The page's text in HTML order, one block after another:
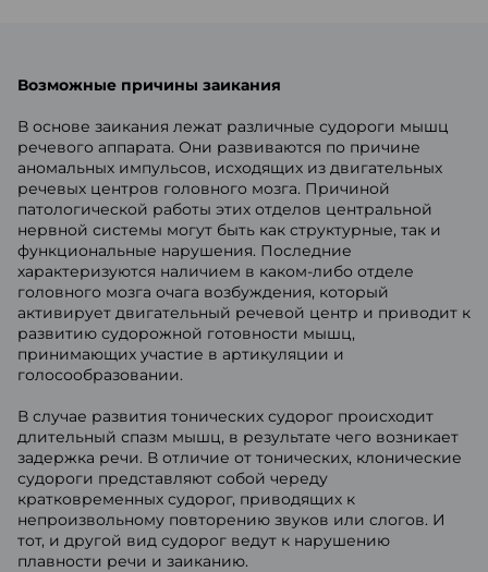
Возможные причины заикания
В основе заикания лежат различные судороги мышц
речевого аппарата. Они развиваются по причине
аномальных импульсов, исходящих из двигательных
речевых центров головного мозга. Причиной
патологической работы этих отделов центральной
нервной системы могут быть как структурные, так и
функциональные нарушения. Последние
характеризуются наличием в каком-либо отделе
головного мозга очага возбуждения, который
активирует двигательный речевой центр и приводит к
развитию судорожной готовности мышц,
принимающих участие в артикуляции и
голосообразовании.
В случае развития тонических судорог происходит
длительный спазм мышц, в результате чего возникает
задержка речи. В отличие от тонических, клонические
судороги представляют собой череду
кратковременных судорог, приводящих к
непроизвольному повторению звуков или слогов. И
тот, и другой вид судорог ведут к нарушению
плавности речи и заиканию.